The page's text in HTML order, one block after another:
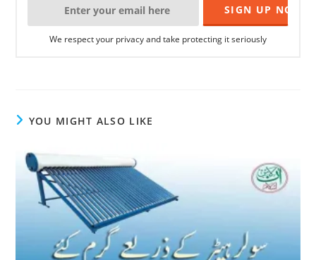
We respect your privacy and take protecting it seriously
YOU MIGHT ALSO LIKE